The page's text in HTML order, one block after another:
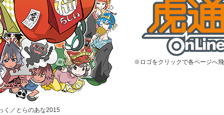
く／とらのあな2015
※ロゴをクリックで各ページへ